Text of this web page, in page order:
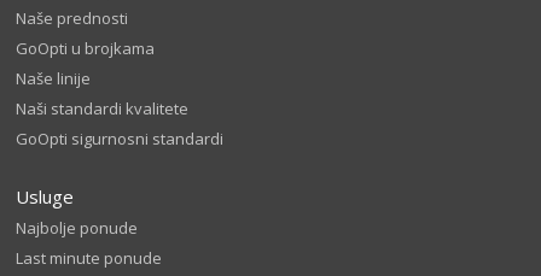
Naše prednosti
GoOpti u brojkama
Naše linije
Naši standardi kvalitete
GoOpti sigurnosni standardi
Usluge
Najbolje ponude
Last minute ponude